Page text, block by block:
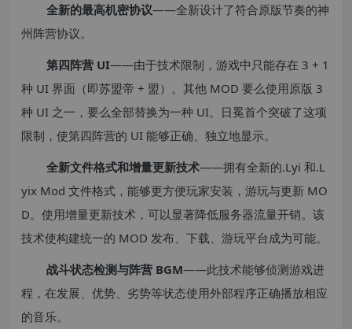
全新的最高机密协议——全新设计了符合原版节奏的神
州阵营协议。
第四阵营 UI——由于技术限制，游戏中只能存在 3 + 1
种 UI 界面（即苏盟帝 + 盟）。其他 MOD 要么使用原版 3
种 UI 之一，要么全部替换为一种 UI。日冕首个突破了这项
限制，使第四阵营的 UI 能够正确、独立地显示。
全新文件格式和增量更新技术——拥有全新的.Lyi 和.L
yix Mod 文件格式，能够更方便玩家安装，游玩与更新 MO
D。使用增量更新技术，可以显著降低服务器流量开销。该
技术使构建统一的 MOD 发布、下载、游玩平台成为可能。
战斗状态检测与阵营 BGM——此技术能够侦测游戏进
程，在发展、优势、劣势等状态使用外部程序正确播放相应
的音乐。